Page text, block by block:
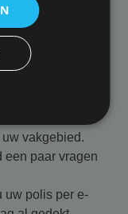
u drie stappen:
vakgebied.
een paar vragen
uw polis per e-